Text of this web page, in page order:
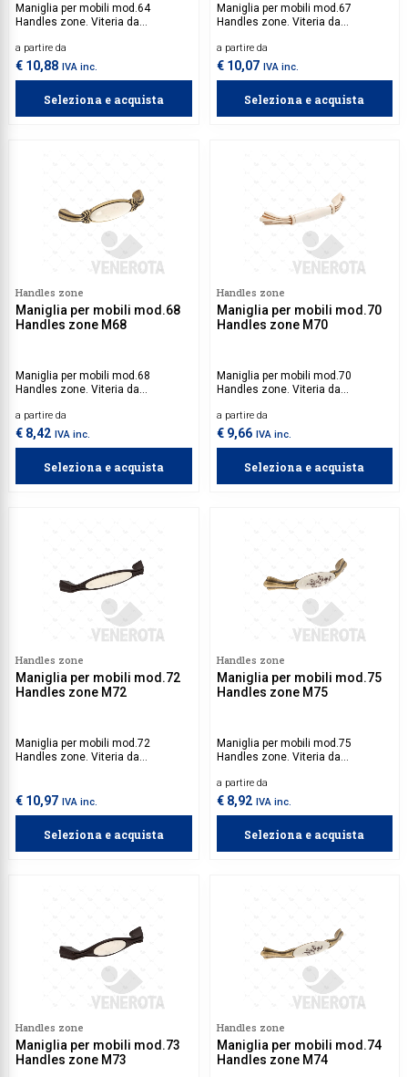
Maniglia per mobili mod.64
Handles zone. Viteria da
a partire da
€ 10,88 IVA inc.
Seleziona e acquista
Maniglia per mobili mod.67
Handles zone. Viteria da
a partire da
€ 10,07 IVA inc.
Seleziona e acquista
Handles zone
Maniglia per mobili mod.68
Handles zone M68
Maniglia per mobili mod.68
Handles zone. Viteria da
a partire da
€ 8,42 IVA inc.
Seleziona e acquista
Handles zone
Maniglia per mobili mod.70
Handles zone M70
Maniglia per mobili mod.70
Handles zone. Viteria da
a partire da
€ 9,66 IVA inc.
Seleziona e acquista
Handles zone
Maniglia per mobili mod.72
Handles zone M72
Maniglia per mobili mod.72
Handles zone. Viteria da
€ 10,97 IVA inc.
Seleziona e acquista
Handles zone
Maniglia per mobili mod.75
Handles zone M75
Maniglia per mobili mod.75
Handles zone. Viteria da
a partire da
€ 8,92 IVA inc.
Seleziona e acquista
Handles zone
Maniglia per mobili mod.73
Handles zone M73
Handles zone
Maniglia per mobili mod.74
Handles zone M74